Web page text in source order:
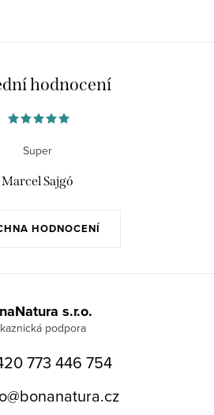
hodnocení
HODNOCENÍ
Super
Marcel Sajgó
s.r.o.
773 446 754
@bonanatura.cz